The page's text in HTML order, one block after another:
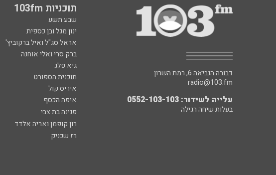
תוכניות 103fm
שבע תשע
ינון מגל ובן כספית
אראל סג"ל ואיל ברקוביץ'
ברק סרי ואלי אוחנה
גיא פלג
תוכנית הספורט
איריס קול
איפה הכסף
פנינה בת צבי
רון קופמן ואריה אלדד
רז שכניק
דבורה הנביאה 6, רמת השרון
radio@103.fm
עלייה לשידור: 0552-103-103
בעלות שיחה רגילה